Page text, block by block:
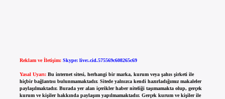
Reklam ve İletişim: Skype: live:.cid.575569c608265c69
Yasal Uyarı: Bu internet sitesi, herhangi bir marka, kurum veya şahıs şirketi ile
hiçbir bağlantısı bulunmamaktadır. Sitede yalnızca kendi hazırladığımız makaleler
paylaşılmaktadır. Burada yer alan içerikler haber niteliği taşımamakta olup, gerçek
kurum ve kişiler hakkında paylaşım yapılmamaktadır. Gerçek kurum ve kişiler ile